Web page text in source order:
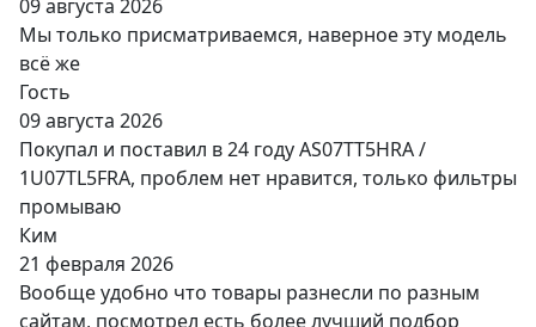
09 августа 2026
Мы только присматриваемся, наверное эту модель
всё же
Гость
09 августа 2026
Покупал и поставил в 24 году AS07TT5HRA /
1U07TL5FRA, проблем нет нравится, только фильтры
промываю
Ким
21 февраля 2026
Вообще удобно что товары разнесли по разным
сайтам, посмотрел есть более лучший подбор